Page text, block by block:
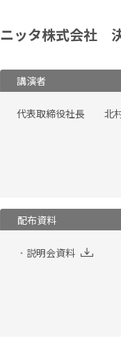
ニッタ株式会社
講演者
代表取締役社長 北
配布資料
説明会資料